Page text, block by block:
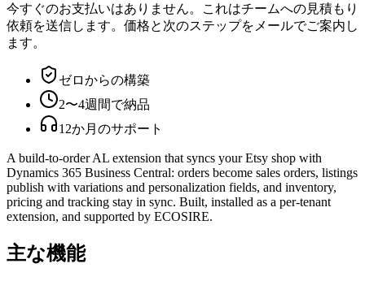
今すぐのお支払いはありません。これはチームへの見積もり
依頼を送信します。価格と次のステップをメールでご案内し
ます。
ゼロからの構築
2〜4週間で納品
12か月のサポート
A build-to-order AL extension that syncs your Etsy shop with
Dynamics 365 Business Central: orders become sales orders, listings
publish with variations and personalization fields, and inventory,
pricing and tracking stay in sync. Built, installed as a per-tenant
extension, and supported by ECOSIRE.
主な機能